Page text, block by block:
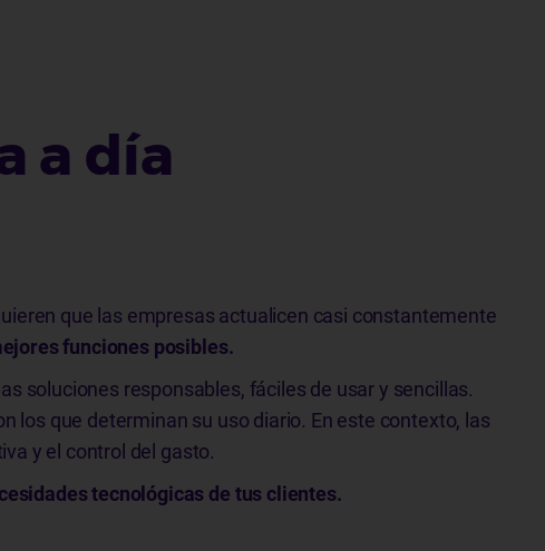
a día
que las empresas actualicen casi constantemente
funciones posibles.
soluciones responsables, fáciles de usar y sencillas.
los que determinan su uso diario. En este contexto, las
y el control del gasto.
tecnológicas de tus clientes.